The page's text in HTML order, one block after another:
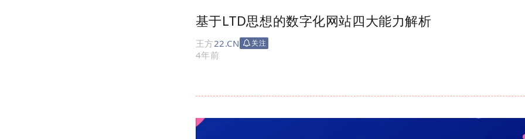
基于LTD思想的数字化网站四大能力解析
王方22.CN 关注
4年前